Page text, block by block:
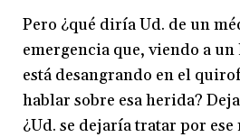
Pero ¿qué diría Ud. de un
emergencia que, viendo a
está desangrando en el
hablar sobre esa herida?
¿Ud. se dejaría tratar por ese